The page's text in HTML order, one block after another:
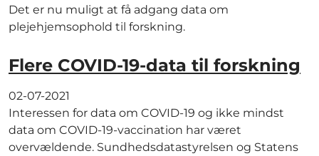
Det er nu muligt at få adgang data om
plejehjemsophold til forskning.
Flere COVID-19-data til forskning
02-07-2021
Interessen for data om COVID-19 og ikke mindst
data om COVID-19-vaccination har været
overvældende. Sundhedsdatastyrelsen og Statens